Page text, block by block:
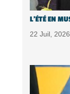
L’ÉTÉ EN
22 Juil,